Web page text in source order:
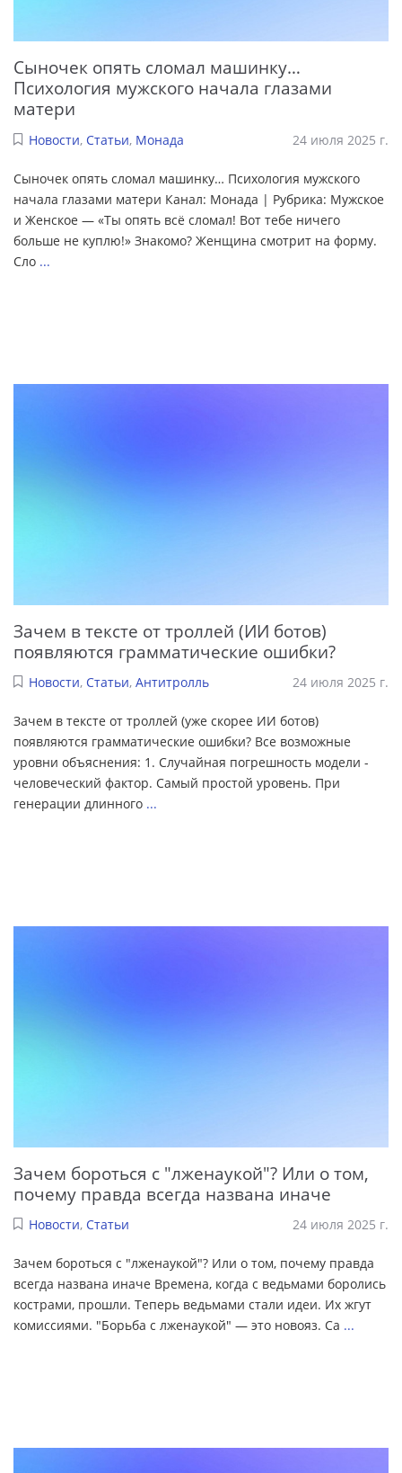
Сыночек опять сломал машинку…
Психология мужского начала глазами
матери
Новости, Статьи, Монада 24 июля 2025 г.
Сыночек опять сломал машинку… Психология мужского
начала глазами матери Канал: Монада | Рубрика: Мужское
и Женское — «Ты опять всё сломал! Вот тебе ничего
больше не куплю!» Знакомо? Женщина смотрит на форму.
Сло ...
Зачем в тексте от троллей (ИИ ботов)
появляются грамматические ошибки?
Новости, Статьи, Антитролль 24 июля 2025 г.
Зачем в тексте от троллей (уже скорее ИИ ботов)
появляются грамматические ошибки? Все возможные
уровни объяснения: 1. Случайная погрешность модели -
человеческий фактор. Самый простой уровень. При
генерации длинного ...
Зачем бороться с "лженаукой"? Или о том,
почему правда всегда названа иначе
Новости, Статьи 24 июля 2025 г.
Зачем бороться с "лженаукой"? Или о том, почему правда
всегда названа иначе Времена, когда с ведьмами боролись
кострами, прошли. Теперь ведьмами стали идеи. Их жгут
комиссиями. "Борьба с лженаукой" — это новояз. Са ...